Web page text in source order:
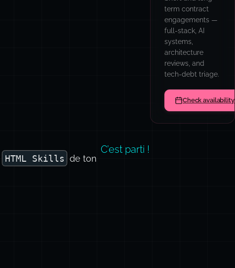
term contract
engagements —
full-stack, AI
systems,
architecture
reviews, and
tech-debt triage.
Check availability
HTML Skills de ton
C’est parti !